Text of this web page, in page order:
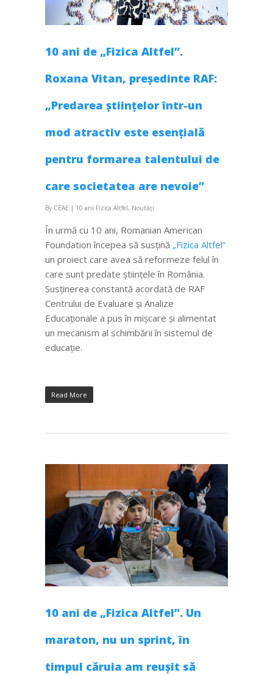
10 ani de „Fizica Altfel”.
Roxana Vitan, președinte RAF:
„Predarea științelor într-un
mod atractiv este esențială
pentru formarea talentului de
care societatea are nevoie”
By CEAE | 10 ani Fizica Altfel, Noutăți
În urmă cu 10 ani, Romanian American
Foundation începea să susțină „Fizica Altfel”
un proiect care avea să reformeze felul în
care sunt predate științele în România.
Susținerea constantă acordată de RAF
Centrului de Evaluare și Analize
Educaționale a pus în mișcare și alimentat
un mecanism al schimbării în sistemul de
educație.
Read More
10 ani de „Fizica Altfel”. Un
maraton, nu un sprint, în
timpul căruia am reușit să